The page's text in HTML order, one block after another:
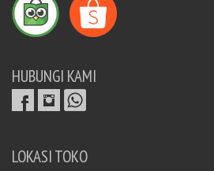
HUBUNGI KAMI
LOKASI TOKO